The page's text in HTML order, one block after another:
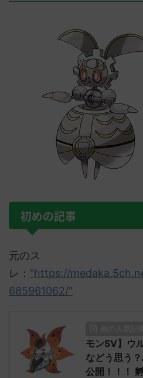
初めの記事
元のス
レ： "https://
685961062/"
モンSV】ウ
などう思う
公開！！！